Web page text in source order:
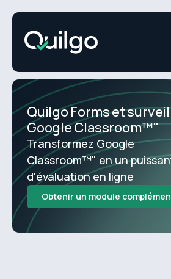
Quilgo Forms et
Google Classroom™"
Transformez Google
Classroom™" en un
d'évaluation en ligne
Obtenir un module